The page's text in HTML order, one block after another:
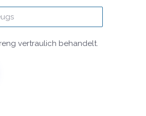
vertraulich behandelt.